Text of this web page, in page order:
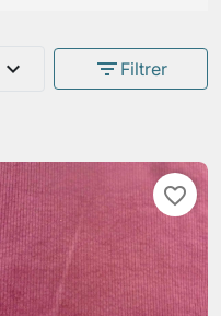
expand_more filter_list Filtrer
favorite_border